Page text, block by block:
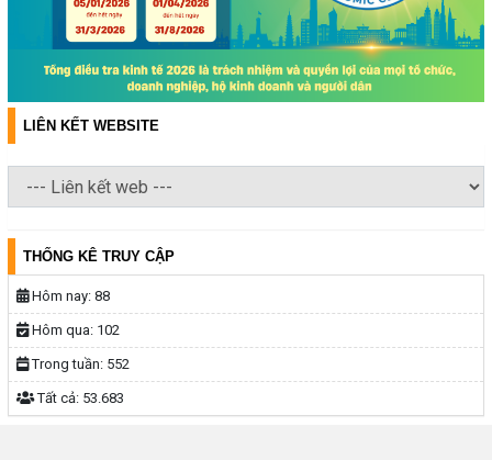
LIÊN KẾT WEBSITE
THỐNG KÊ TRUY CẬP
Hôm nay: 88
Hôm qua: 102
Trong tuần: 552
Tất cả: 53.683